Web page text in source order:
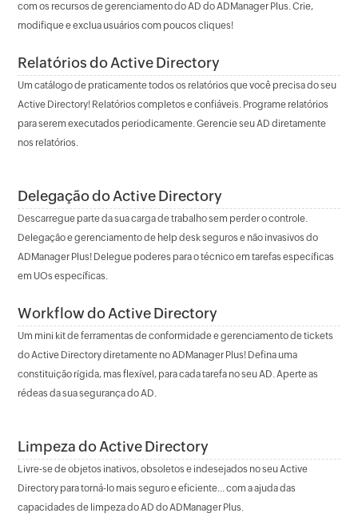
com os recursos de gerenciamento do AD do ADManager Plus. Crie,
modifique e exclua usuários com poucos cliques!
Relatórios do Active Directory
Um catálogo de praticamente todos os relatórios que você precisa do seu
Active Directory! Relatórios completos e confiáveis. Programe relatórios
para serem executados periodicamente. Gerencie seu AD diretamente
nos relatórios.
Delegação do Active Directory
Descarregue parte da sua carga de trabalho sem perder o controle.
Delegação e gerenciamento de help desk seguros e não invasivos do
ADManager Plus! Delegue poderes para o técnico em tarefas específicas
em UOs específicas.
Workflow do Active Directory
Um mini kit de ferramentas de conformidade e gerenciamento de tickets
do Active Directory diretamente no ADManager Plus! Defina uma
constituição rígida, mas flexível, para cada tarefa no seu AD. Aperte as
rédeas da sua segurança do AD.
Limpeza do Active Directory
Livre-se de objetos inativos, obsoletos e indesejados no seu Active
Directory para torná-lo mais seguro e eficiente... com a ajuda das
capacidades de limpeza do AD do ADManager Plus.